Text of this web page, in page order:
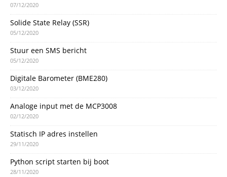
07/12/2020
Solide State Relay (SSR)
05/12/2020
Stuur een SMS bericht
05/12/2020
Digitale Barometer (BME280)
03/12/2020
Analoge input met de MCP3008
02/12/2020
Statisch IP adres instellen
29/11/2020
Python script starten bij boot
28/11/2020